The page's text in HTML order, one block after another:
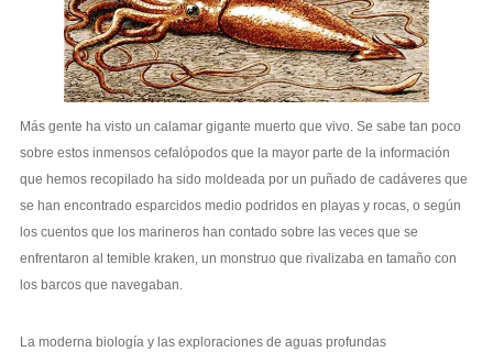
Más gente ha visto un calamar gigante muerto que vivo. Se sabe tan poco
sobre estos inmensos cefalópodos que la mayor parte de la información
que hemos recopilado ha sido moldeada por un puñado de cadáveres que
se han encontrado esparcidos medio podridos en playas y rocas, o según
los cuentos que los marineros han contado sobre las veces que se
enfrentaron al temible kraken, un monstruo que rivalizaba en tamaño con
los barcos que navegaban.
La moderna biología y las exploraciones de aguas profundas